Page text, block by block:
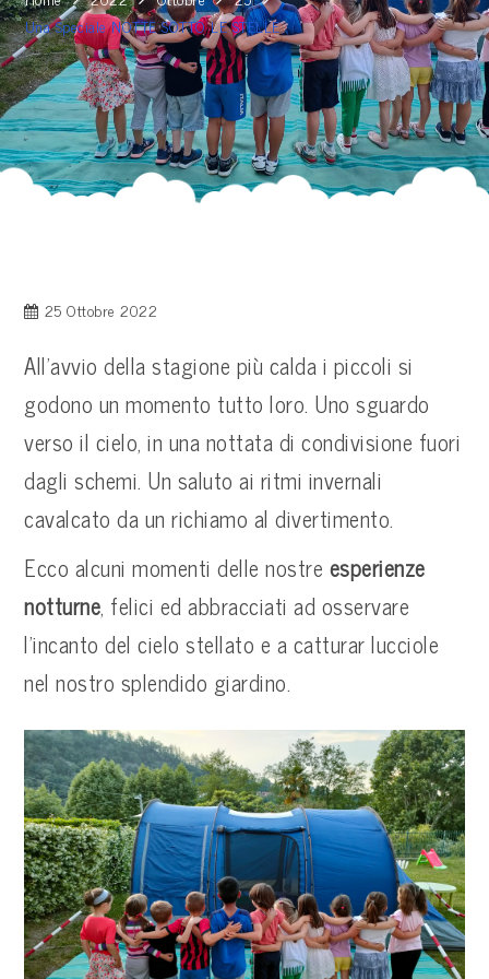
Una Speciale NOTTE SOTTO LE STELLE.
25 Ottobre 2022
All’avvio della stagione più caldai piccoli si
godono un momento tutto loro. Uno sguardo
verso il cielo, in una nottata di condivisione fuori
dagli schemi. Un saluto ai ritmi invernali
cavalcato da un richiamo al divertimento.
Ecco alcuni momenti delle nostre esperienze
notturne, felici ed abbracciati ad osservare
l’incanto del cielo stellato e a catturar lucciole
nel nostro splendido giardino.